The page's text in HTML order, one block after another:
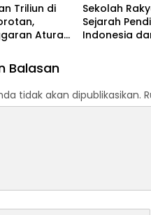
Triliun di
Aturan
Sekolah
Sejarah
Indonesia
Balasan
tidak akan dipublikasikan.